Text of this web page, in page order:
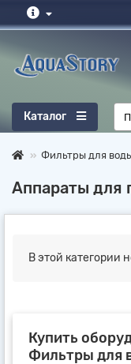
Каталог
Фильтры для
Аппараты для
В этой категории
Купить
Фильтры для